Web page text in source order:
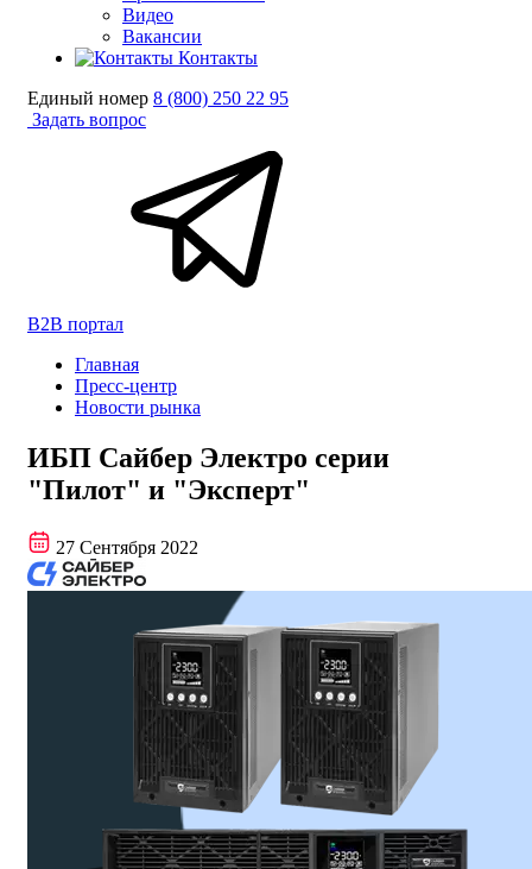
Видео
Вакансии
Контакты
Единый номер 8 (800) 250 22 95
Задать вопрос
B2B портал
Главная
Пресс-центр
Новости рынка
ИБП Сайбер Электро серии
"Пилот" и "Эксперт"
27 Сентября 2022